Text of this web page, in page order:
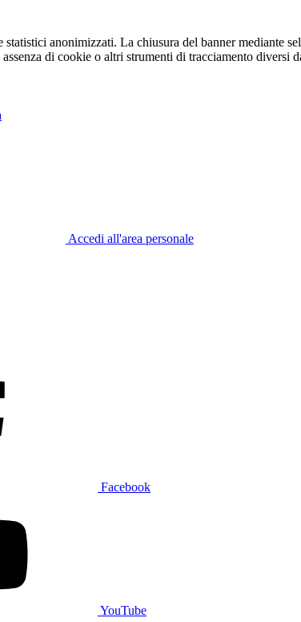
anonimizzati. La chiusura del banner mediante
di cookie o altri strumenti di tracciamento diversi
Accedi all'area personale
Facebook
YouTube